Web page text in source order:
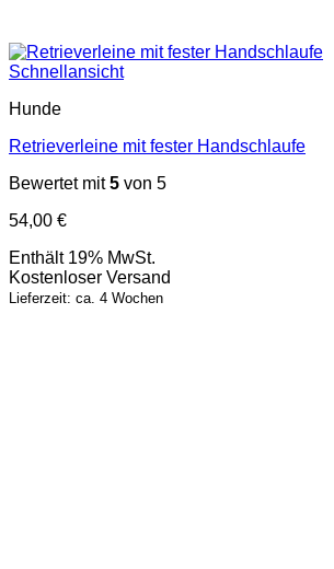
Schnellansicht
Hunde
Retrieverleine mit fester Handschlaufe
Bewertet mit5 von 5
54,00 €
Enthält 19% MwSt.
Kostenloser Versand
Lieferzeit: ca. 4 Wochen